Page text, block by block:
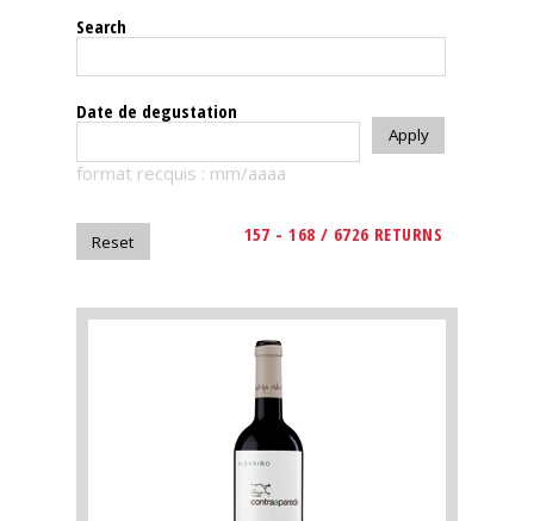
Tasting
reviews
The
magazine
Magazine
Search
Date de degustation
format recquis : mm/aaaa
157 - 168 / 6726 RETURNS